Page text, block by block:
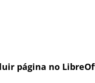
página no